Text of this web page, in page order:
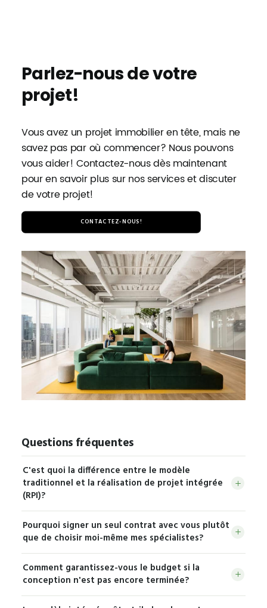
Parlez-nous de votre
projet!
Vous avez un projet immobilier en tête, mais ne
savez pas par où commencer? Nous pouvons
vous aider! Contactez-nous dès maintenant
pour en savoir plus sur nos services et discuter
de votre projet!
CONTACTEZ-NOUS!
Questions fréquentes
C'est quoi la différence entre le modèle
traditionnel et la réalisation de projet intégrée
(RPI)?
contrats séparés avec l’architecte, les ingénieurs et
l’entrepreneur, qui défendent chacun leurs intérêts.
En réalisation de projet intégrée, une seule équipe
conçoit et construit votre espace sous un seul
contrat, avec un budget cible partagé et une
transparence open-book. Vous décidez, nous
Pourquoi signer un seul contrat avec vous plutôt
que de choisir moi-même mes spécialistes?
et les sous-traitants veut dire gérer plusieurs
contrats, plusieurs factures et le blâme partagé
quand un problème survient. Avec un seul contrat,
Comment garantissez-vous le budget si la
conception n'est pas encore terminée?